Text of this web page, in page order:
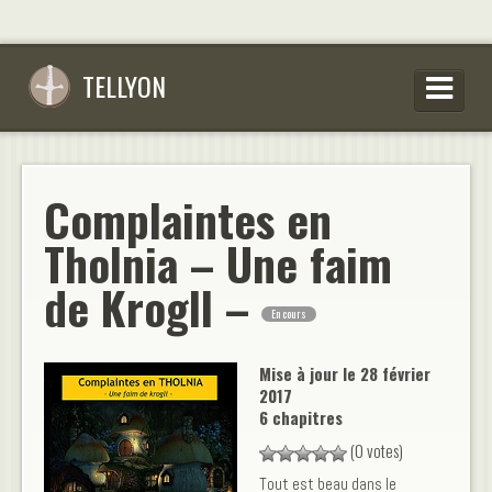
TELLYON
SE CONNECTER
S’INSCRIRE
CONSEILS D’ÉCRITURES
FAQ
Complaintes en
Tholnia – Une faim
de Krogll – En cours
Mise à jour le 28 février
2017
6 chapitres
(0 votes)
Tout est beau dans le